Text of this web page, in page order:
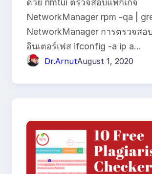
ด้วย nmtui ตรวจสอบแพ็กเกจ
NetworkManager rpm -qa |
NetworkManager การตรวจสอบ
อินเตอร์เฟส ifconfig -a ip a…
Dr.ArnutAugust 1, 2020